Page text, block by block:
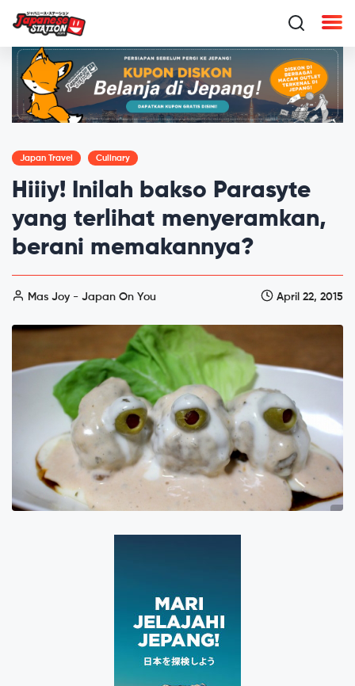
Japan Travel Culinary
Hiiiy! Inilah bakso Parasyte
yang terlihat menyeramkan,
berani memakannya?
Mas Joy - Japan On You April 22, 2015